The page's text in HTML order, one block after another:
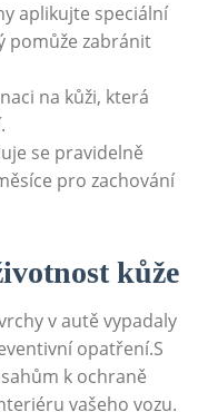
aplikujte speciální
pomůže zabránit
na kůži, která
se pravidelně
pro zachování
kůže
v autě vypadaly
opatření.S
k ochraně
vašeho vozu.